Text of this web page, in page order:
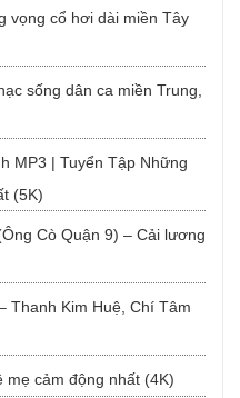
vọng cổ hơi dài miền Tây
sống dân ca miền Trung,
MP3 | Tuyển Tập Những
(5K)
Cò Quận 9) – Cải lương
Thanh Kim Huệ, Chí Tâm
mẹ cảm động nhất (4K)